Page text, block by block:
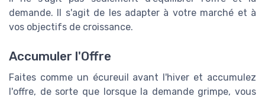
demande. Il s'agit de les adapter à votre marché et à
vos objectifs de croissance.
Accumuler l'Offre
Faites comme un écureuil avant l'hiver et accumulez
l'offre, de sorte que lorsque la demande grimpe, vous